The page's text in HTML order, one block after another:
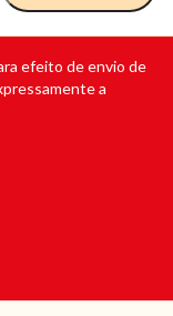
efeito de envio de
a